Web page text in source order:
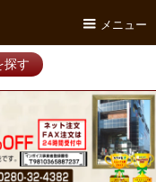
メニュー
探す